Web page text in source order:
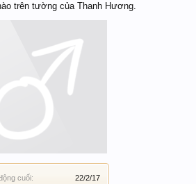
cuối:
22/2/17
trên tường của Thanh Hương.